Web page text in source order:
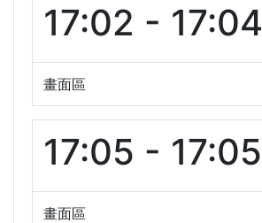
17:02 - 17:04
畫面區
17:05 - 17:05
畫面區